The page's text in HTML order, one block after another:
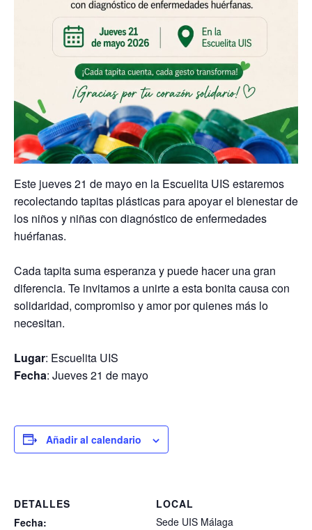
Este jueves 21 de mayo en la Escuelita UIS estaremos
recolectando tapitas plásticas para apoyar el bienestar de
los niños y niñas con diagnóstico de enfermedades
huérfanas.
Cada tapita suma esperanza y puede hacer una gran
diferencia. Te invitamos a unirte a esta bonita causa con
solidaridad, compromiso y amor por quienes más lo
necesitan.
Lugar: Escuelita UIS
Fecha: Jueves 21 de mayo
Añadir al calendario
DETALLES
Fecha:
LOCAL
Sede UIS Málaga